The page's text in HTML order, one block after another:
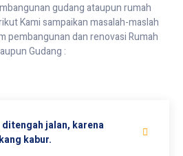
gudang ataupun rumah
Kami sampaikan masalah-maslah
pembangunan dan renovasi Rumah
Gudang :
jalan, karena
kabur.